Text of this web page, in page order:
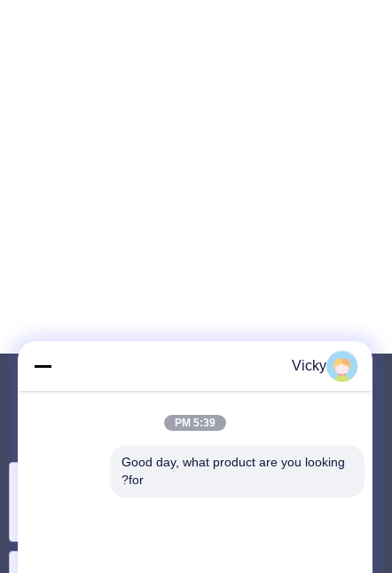
نیاز خود را با ما در میان بگذارید. ما بهترین محصولات را با شما متصل
Vicky
5:39 PM
Good day, what product are you looking
for?